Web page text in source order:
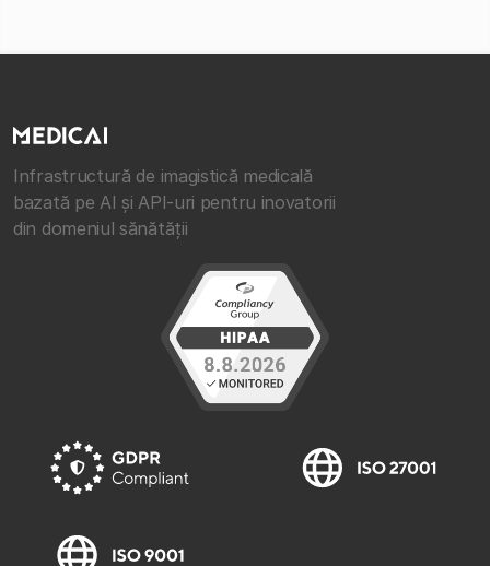
Infrastructură de imagistică medicală
bazată pe AI și API-uri pentru inovatorii
din domeniul sănătății